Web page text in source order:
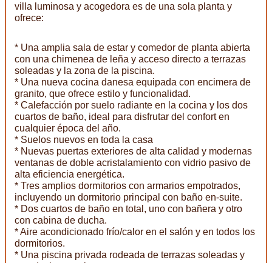
villa luminosa y acogedora es de una sola planta y
ofrece:
* Una amplia sala de estar y comedor de planta abierta
con una chimenea de leña y acceso directo a terrazas
soleadas y la zona de la piscina.
* Una nueva cocina danesa equipada con encimera de
granito, que ofrece estilo y funcionalidad.
* Calefacción por suelo radiante en la cocina y los dos
cuartos de baño, ideal para disfrutar del confort en
cualquier época del año.
* Suelos nuevos en toda la casa
* Nuevas puertas exteriores de alta calidad y modernas
ventanas de doble acristalamiento con vidrio pasivo de
alta eficiencia energética.
* Tres amplios dormitorios con armarios empotrados,
incluyendo un dormitorio principal con baño en-suite.
* Dos cuartos de baño en total, uno con bañera y otro
con cabina de ducha.
* Aire acondicionado frío/calor en el salón y en todos los
dormitorios.
* Una piscina privada rodeada de terrazas soleadas y